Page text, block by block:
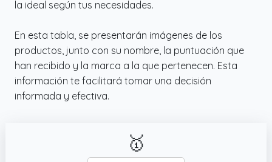
la ideal según tus necesidades.
En esta tabla, se presentarán imágenes de los
productos, junto con su nombre, la puntuación que
han recibido y la marca a la que pertenecen. Esta
información te facilitará tomar una decisión
informada y efectiva.
🥇